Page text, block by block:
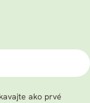
ako prvé